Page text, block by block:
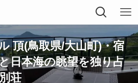
頂(鳥取県/大山町)・宿
日本海の眺望を独り占
荘